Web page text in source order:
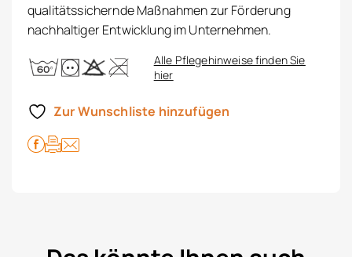
qualitätssichernde Maßnahmen zur Förderung
nachhaltiger Entwicklung im Unternehmen.
Alle Pflegehinweise finden Sie
hier
Zur Wunschliste hinzufügen